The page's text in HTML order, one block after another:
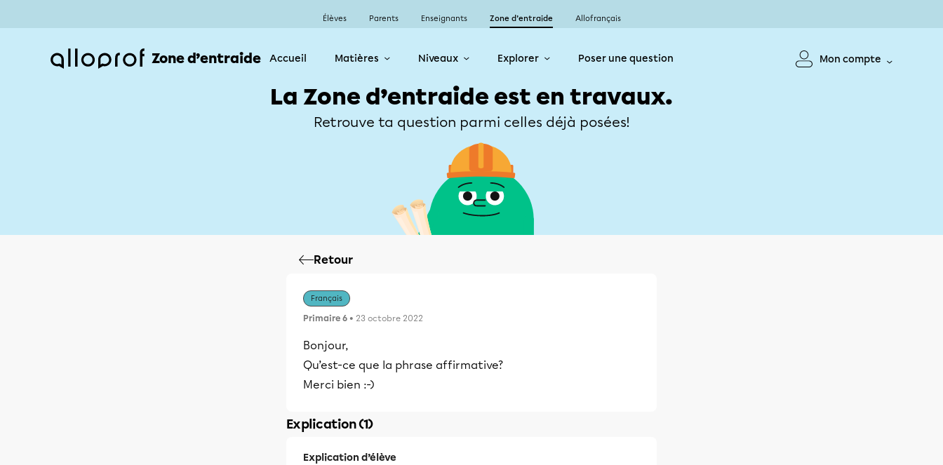
Élèves Parents Enseignants Zone d’entraide Allofrançais
Zone d’entraide Accueil Matières Niveaux Explorer Poser une question Mon compte
La Zone d’entraide est en travaux.
Retrouve ta question parmi celles déjà posées!
Retour
Français
Primaire 6 • 23 octobre 2022
Bonjour,
Qu’est-ce que la phrase affirmative?
Merci bien :-)
Explication (1)
Explication d’élève